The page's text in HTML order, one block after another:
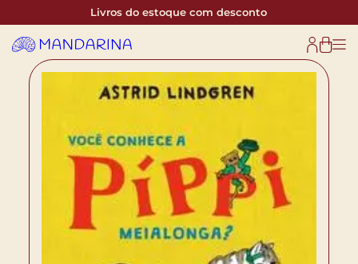
Livros do estoque com desconto